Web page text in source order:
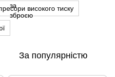
високого тиску
За популярністю